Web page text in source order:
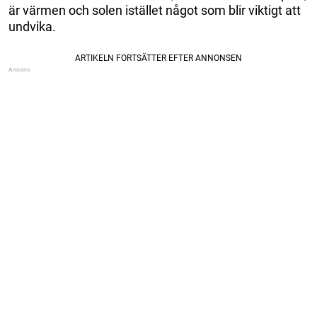
är värmen och solen istället något som blir viktigt att
undvika.